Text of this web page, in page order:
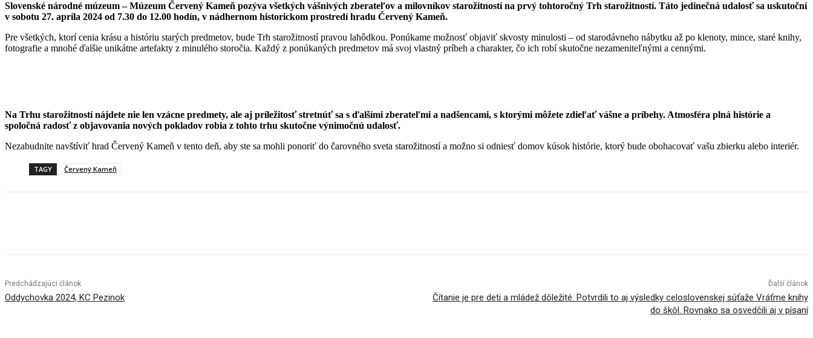
Slovenské národné múzeum – Múzeum Červený Kameň pozýva všetkých vášnivých zberateľov a milovníkov starožitností na prvý tohtoročný Trh starožitností. Táto jedinečná udalosť sa uskutoční
v sobotu 27. apríla 2024 od 7.30 do 12.00 hodín, v nádhernom historickom prostredí hradu Červený Kameň.
Pre všetkých, ktorí cenia krásu a históriu starých predmetov, bude Trh starožitností pravou lahôdkou. Ponúkame možnosť objaviť skvosty minulosti – od starodávneho nábytku až po klenoty, mince, staré knihy,
fotografie a mnohé ďalšie unikátne artefakty z minulého storočia. Každý z ponúkaných predmetov má svoj vlastný príbeh a charakter, čo ich robí skutočne nezameniteľnými a cennými.
Na Trhu starožitností nájdete nie len vzácne predmety, ale aj príležitosť stretnúť sa s ďalšími zberateľmi a nadšencami, s ktorými môžete zdieľať vášne a príbehy. Atmosféra plná histórie a
spoločná radosť z objavovania nových pokladov robia z tohto trhu skutočne výnimočnú udalosť.
Nezabudnite navštíviť hrad Červený Kameň v tento deň, aby ste sa mohli ponoriť do čarovného sveta starožitností a možno si odniesť domov kúsok histórie, ktorý bude obohacovať vašu zbierku alebo interiér.
TAGY Červený Kameň
Predchádzajúci článok
Oddychovka 2024, KC Pezinok
Ďalší článok
Čítanie je pre deti a mládež dôležité. Potvrdili to aj výsledky celoslovenskej súťaže Vráťme knihy
do škôl. Rovnako sa osvedčili aj v písaní